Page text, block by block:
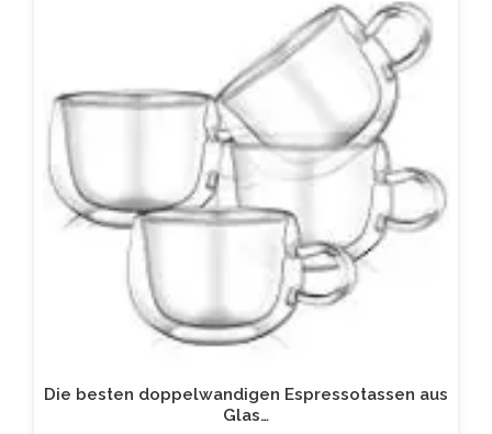
Die besten doppelwandigen Espressotassen aus
Glas…